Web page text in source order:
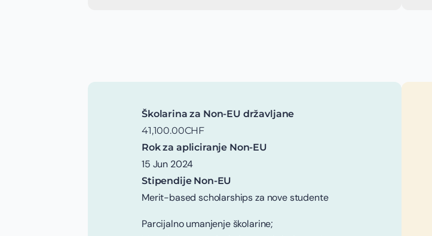
Školarina za Non-EU državljane
41,100.00CHF
Rok za apliciranje Non-EU
15 Jun 2024
Stipendije Non-EU
Merit-based scholarships za nove studente
Parcijalno umanjenje školarine;